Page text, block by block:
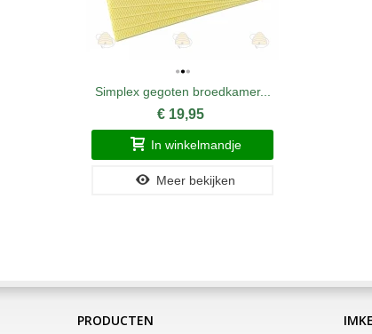
Simplex gegoten broedkamer...
€ 19,95
In winkelmandje
Meer bekijken
PRODUCTEN